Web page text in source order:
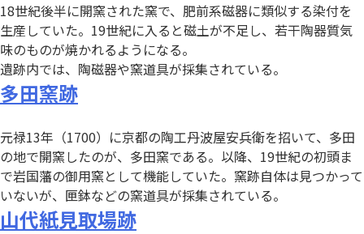
18世紀後半に開窯された窯で、肥前系磁器に類似する染付を
生産していた。19世紀に入ると磁土が不足し、若干陶器質気
味のものが焼かれるようになる。
遺跡内では、陶磁器や窯道具が採集されている。
多田窯跡
元禄13年（1700）に京都の陶工丹波屋安兵衛を招いて、多田
の地で開窯したのが、多田窯である。以降、19世紀の初頭ま
で岩国藩の御用窯として機能していた。窯跡自体は見つかって
いないが、匣鉢などの窯道具が採集されている。
山代紙見取場跡